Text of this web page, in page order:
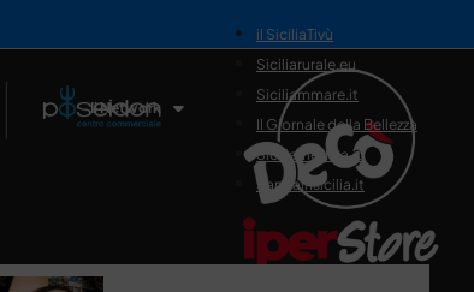
Il Network
il SiciliaTivù
Siciliarurale.eu
Siciliammare.it
Il Giornale della Bellezza
Siciliamedica.it
Sanitainsicilia.it